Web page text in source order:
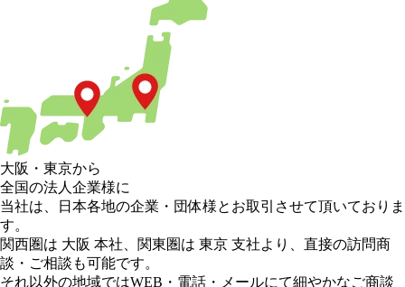
大阪 ・ 東京から
全国の法人企業様に
当社は、日本各地の企業・団体様とお取引させて頂いておりま
す。
関西圏は 大阪 本社、 関東圏は 東京 支社より、直接の訪問商
談・ご相談も可能です。
それ以外の地域ではWEB・電話・メールにて細やかなご商談